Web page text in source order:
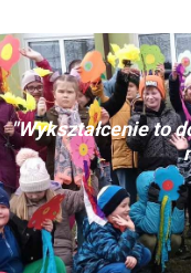
"Wykształcenie to